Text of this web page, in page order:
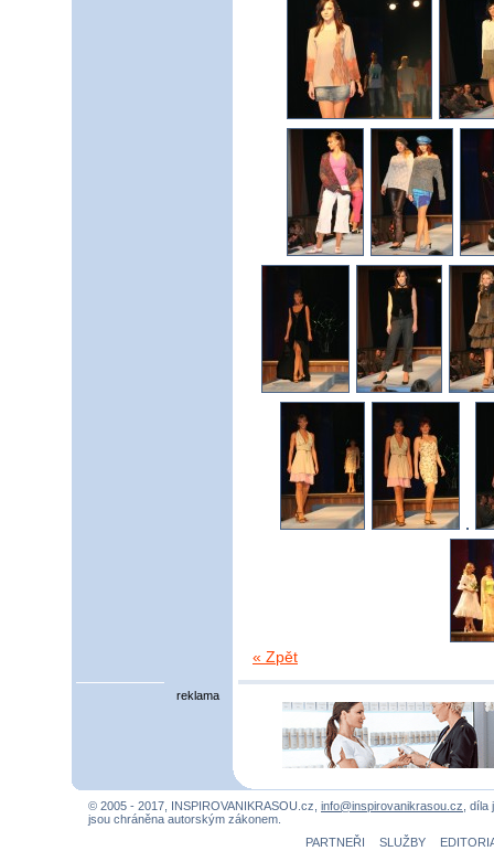
« Zpět
reklama
© 2005 - 2017, INSPIROVANIKRASOU.cz, info@inspirovanikrasou.cz ,
jsou chráněna autorským zákonem.
PARTNEŘI
SLUŽBY